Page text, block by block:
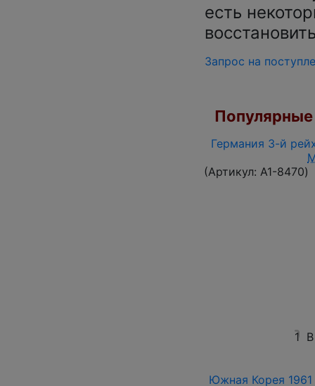
есть
Запрос на
Германия 3-й
(Артикул: A1-8470)
1
Южная Корея 1961